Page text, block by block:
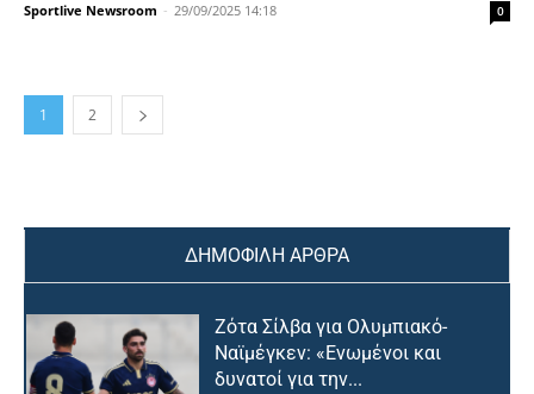
Sportlive Newsroom - 29/09/2025 14:18 0
1 2
ΔΗΜΟΦΙΛΗ ΑΡΘΡΑ
Ζότα Σίλβα για Ολυμπιακό-
Ναϊμέγκεν: «Ενωμένοι και
δυνατοί για την...